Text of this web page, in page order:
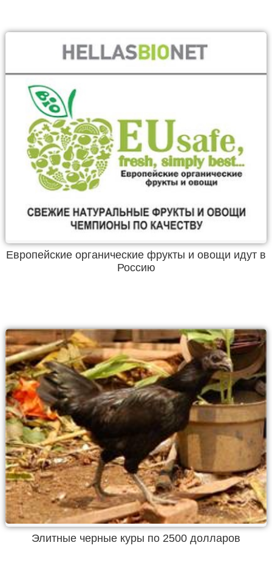
Европейские органические фрукты и овощи идут в
Россию
Элитные черные куры по 2500 долларов